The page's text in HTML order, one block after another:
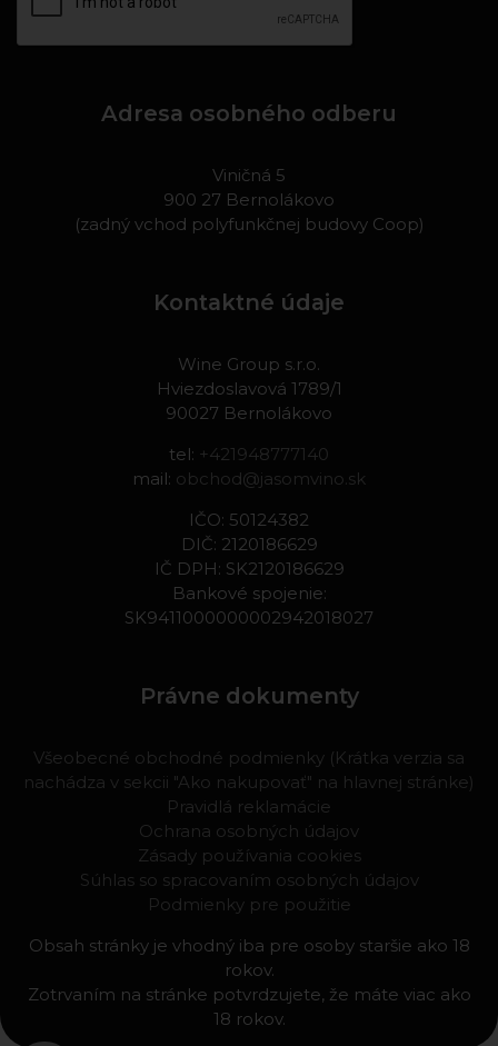
Adresa osobného odberu
Viničná 5
900 27 Bernolákovo
(zadný vchod polyfunkčnej budovy Coop)
Kontaktné údaje
Wine Group s.r.o.
Hviezdoslavová 1789/1
90027 Bernolákovo
tel: +421948777140
mail: obchod@jasomvino.sk
IČO: 50124382
DIČ: 2120186629
IČ DPH: SK2120186629
Bankové spojenie:
SK9411000000002942018027
Právne dokumenty
Všeobecné obchodné podmienky (Krátka verzia sa
nachádza v sekcii "Ako nakupovať" na hlavnej stránke)
Pravidlá reklamácie
Ochrana osobných údajov
Zásady používania cookies
Súhlas so spracovaním osobných údajov
Podmienky pre použitie
Obsah stránky je vhodný iba pre osoby staršie ako 18
rokov.
Zotrvaním na stránke potvrdzujete, že máte viac ako
18 rokov.